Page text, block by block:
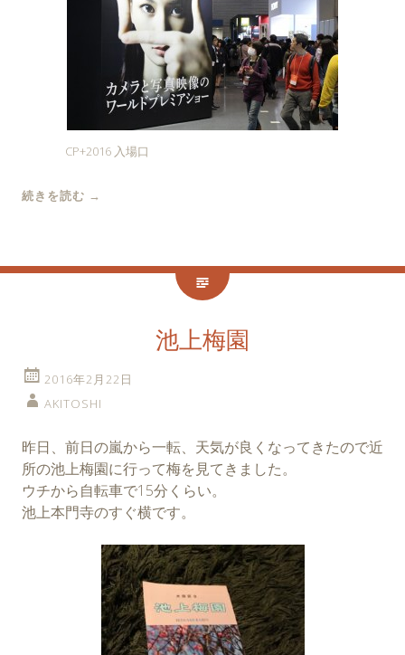
CP+2016 入場口
続きを読む →
池上梅園
2016年2月22日
AKITOSHI
昨日、前日の嵐から一転、天気が良くなってきたので近
所の池上梅園に行って梅を見てきました。
ウチから自転車で15分くらい。
池上本門寺のすぐ横です。